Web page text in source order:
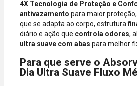
4X Tecnologia de Proteção e
antivazamento para maior
que se adapta ao corpo, estrutura
diário e ação que controla odores,
ultra suave com abas para melhor
Para que serve o
Dia Ultra Suave Fluxo